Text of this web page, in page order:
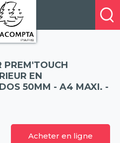
PREM'TOUCH
EN
50MM - A4 MAXI. -
Acheter en ligne